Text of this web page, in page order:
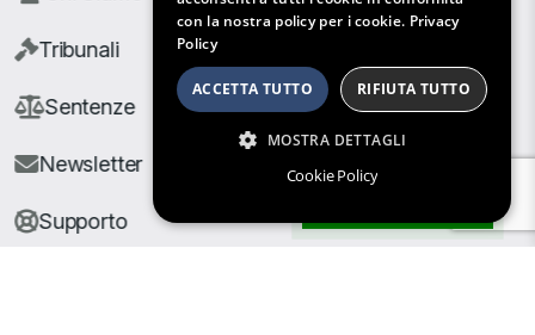
Tribunali
Sentenze
Newsletter
Supporto
con la nostra policy per i cookie. Privacy
Policy
ACCETTA TUTTO RIFIUTA TUTTO
MOSTRA DETTAGLI
Cookie Policy